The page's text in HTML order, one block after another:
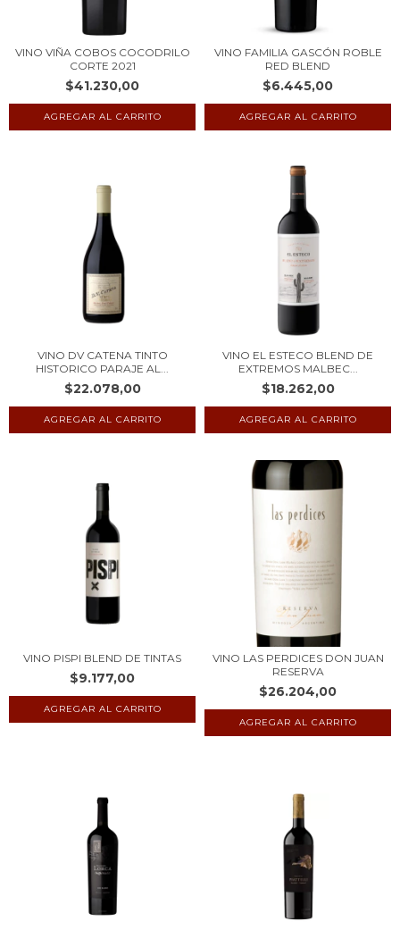
VINO VIÑA COBOS COCODRILO
CORTE 2021
$41.230,00
VINO FAMILIA GASCÓN ROBLE
RED BLEND
$6.445,00
VINO DV CATENA TINTO
HISTORICO PARAJE AL...
$22.078,00
VINO EL ESTECO BLEND DE
EXTREMOS MALBEC...
$18.262,00
VINO PISPI BLEND DE TINTAS
$9.177,00
VINO LAS PERDICES DON JUAN
RESERVA
$26.204,00